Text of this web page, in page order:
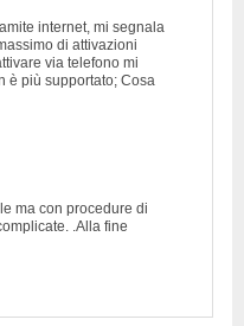
internet, mi segnala
di attivazioni
via telefono mi
è più supportato; Cosa
ma con procedure di
.Alla fine